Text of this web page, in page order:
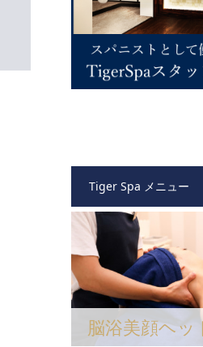
Tiger Spa メニュー
脳浴美顔ヘッ